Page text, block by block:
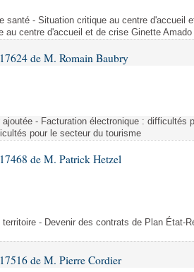
débats
santé - Situation critique au centre d'accueil
au centre d'accueil et de crise Ginette Amado
de M. Romain Baubry
- Facturation électronique : difficultés
pour le secteur du tourisme
de M. Patrick Hetzel
territoire - Devenir des contrats de Plan État-
de M. Pierre Cordier